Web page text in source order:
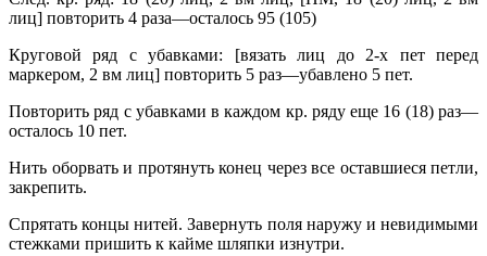
лиц] повторить 4 раза—осталось 95 (105)
Круговой ряд с убавками: [вязать лиц до 2-х пет перед
маркером, 2 вм лиц] повторить 5 раз—убавлено 5 пет.
Повторить ряд с убавками в каждом кр. ряду еще 16 (18) раз—
осталось 10 пет.
Нить оборвать и протянуть конец через все оставшиеся петли,
закрепить.
Спрятать концы нитей. Завернуть поля наружу и невидимыми
стежками пришить к кайме шляпки изнутри.